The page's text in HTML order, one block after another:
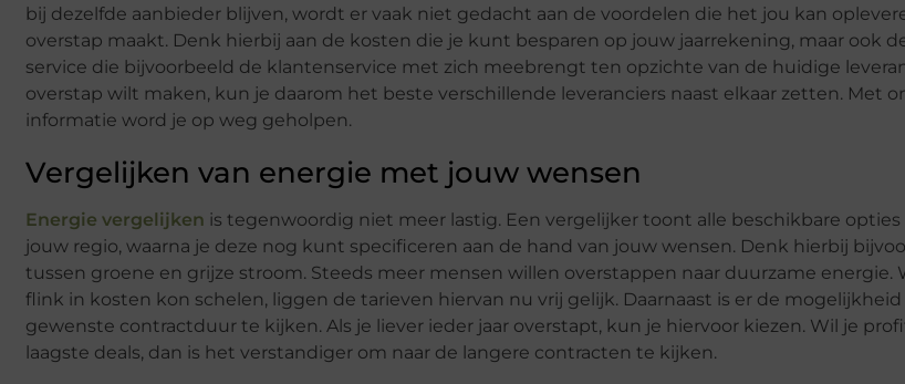
bij dezelfde aanbieder blijven, wordt er vaak niet gedacht aan de voordelen die het jou kan
overstap maakt. Denk hierbij aan de kosten die je kunt besparen op jouw jaarrekening, maar ook
service die bijvoorbeeld de klantenservice met zich meebrengt ten opzichte van de huidige
overstap wilt maken, kun je daarom het beste verschillende leveranciers naast elkaar zetten. Met
informatie word je op weg geholpen.
Vergelijken van energie met jouw wensen
Energie vergelijken is tegenwoordig niet meer lastig. Een vergelijker toont alle beschikbare opties
jouw regio, waarna je deze nog kunt specificeren aan de hand van jouw wensen. Denk hierbij
tussen groene en grijze stroom. Steeds meer mensen willen overstappen naar duurzame energie.
flink in kosten kon schelen, liggen de tarieven hiervan nu vrij gelijk. Daarnaast is er de
gewenste contractduur te kijken. Als je liever ieder jaar overstapt, kun je hiervoor kiezen. Wil je
laagste deals, dan is het verstandiger om naar de langere contracten te kijken.